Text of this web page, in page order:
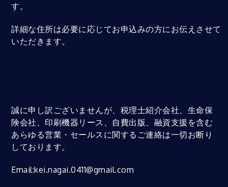
す。
詳細な住所は必要に応じてお申込みの方にお伝えさせて
いただきます。
誠に申し訳ございませんが、税理士紹介会社、生命保
険会社、印刷機器リース、自費出版、融資支援を含む
あらゆる営業・セールスに関するご連絡は一切お断り
しております。
Email:kei.nagai.0411@gmail.com